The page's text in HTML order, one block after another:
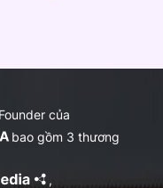
của
bao gồm 3 thương
,